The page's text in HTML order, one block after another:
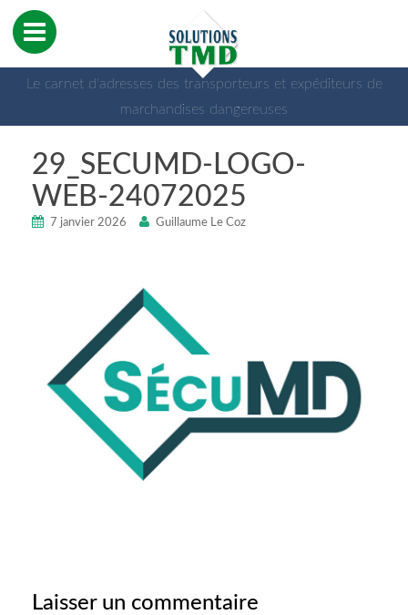
Le carnet d'adresses des transporteurs et expéditeurs de
marchandises dangereuses
29_SECUMD-LOGO-
WEB-24072025
7 janvier 2026 Guillaume Le Coz
Laisser un commentaire